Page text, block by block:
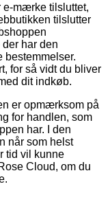
e-mærke tilsluttet,
tilslutter
har den
for så vidt du bliver
dit indkøb.
er opmærksom på
for handlen, som
har. I den
når som helst
tid vil kunne
Cloud, om du